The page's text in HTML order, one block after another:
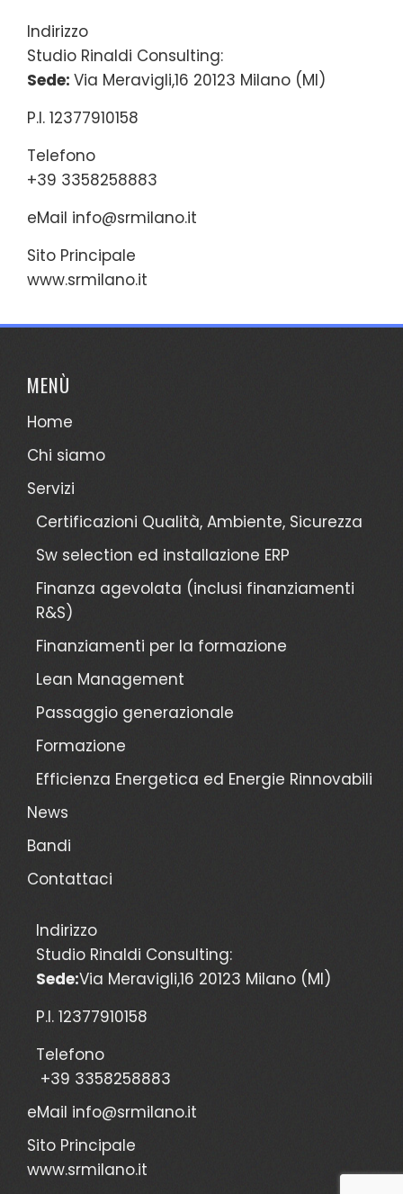
Indirizzo
Studio Rinaldi Consulting:
Sede: Via Meravigli,16 20123 Milano (MI)
P.I. 12377910158
Telefono
+39 3358258883
eMail info@srmilano.it
Sito Principale
www.srmilano.it
MENÙ
Home
Chi siamo
Servizi
Certificazioni Qualità, Ambiente, Sicurezza
Sw selection ed installazione ERP
Finanza agevolata (inclusi finanziamenti
R&S)
Finanziamenti per la formazione
Lean Management
Passaggio generazionale
Formazione
Efficienza Energetica ed Energie Rinnovabili
News
Bandi
Contattaci
Indirizzo
Studio Rinaldi Consulting:
Sede:Via Meravigli,16 20123 Milano (MI)
P.I. 12377910158
Telefono
+39 3358258883
eMail info@srmilano.it
Sito Principale
www.srmilano.it